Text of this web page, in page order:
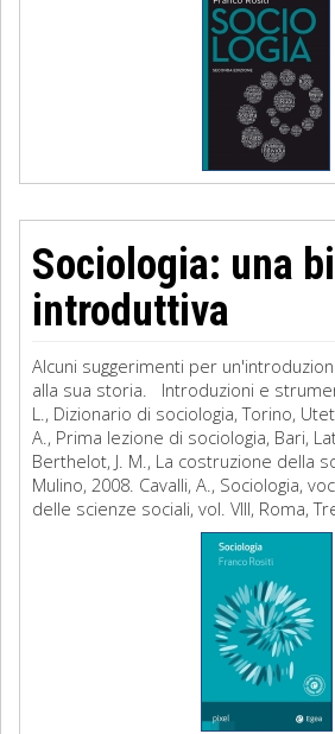
Sociologia: una
introduttiva
Alcuni suggerimenti per
alla sua storia. Introduzioni e
L., Dizionario di sociologia, Torino,
A., Prima lezione di sociologia, Bari,
Berthelot, J. M., La costruzione della
Mulino, 2008. Cavalli, A., Sociologia,
delle scienze sociali, vol. VIII, Roma,